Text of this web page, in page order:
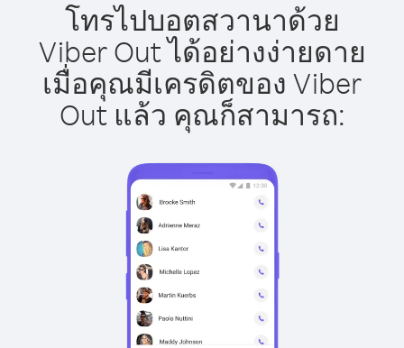
โทรไปบอตสวานาด้วย
Viber Out ได้อย่างง่ายดาย
เมื่อคุณมีเครดิตของ Viber
Out แล้ว คุณก็สามารถ: